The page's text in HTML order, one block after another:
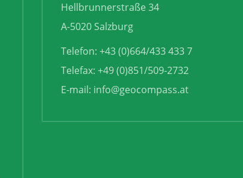
Hellbrunnerstraße 34
A-5020 Salzburg
Telefon: +43 (0)664/433 433 7
Telefax: +49 (0)851/509-2732
E-mail: info@geocompass.at